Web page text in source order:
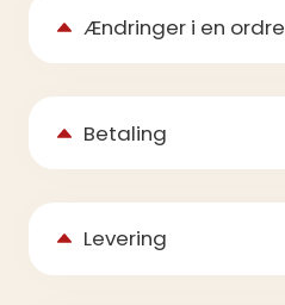
Ændringer i en ordre
Betaling
Levering